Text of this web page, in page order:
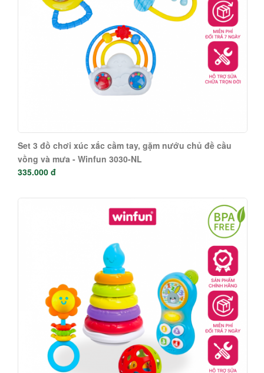
Set 3 đồ chơi xúc xắc cầm tay, gặm nướu chủ đề cầu
vồng và mưa - Winfun 3030-NL
335.000 đ